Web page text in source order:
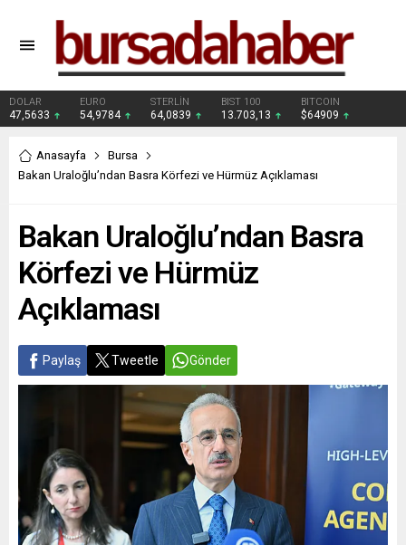
DOLAR
47,5633
EURO
54,9784
STERLİN
64,0839
BIST 100
13.703,13
BITCOIN
$64909
Anasayfa
Bursa
Bakan Uraloğlu’ndan Basra Körfezi ve Hürmüz Açıklaması
Bakan Uraloğlu’ndan Basra
Körfezi ve Hürmüz
Açıklaması
Paylaş Tweetle Gönder